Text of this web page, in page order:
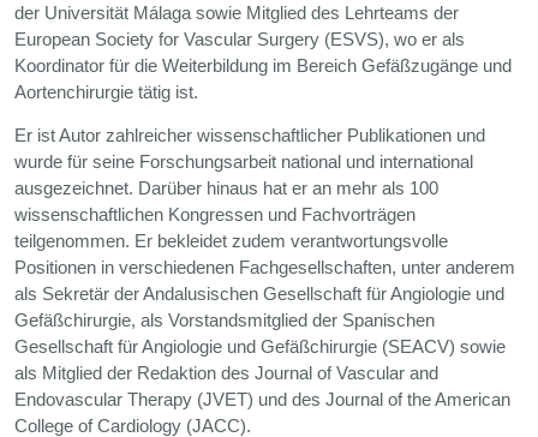
der Universität Málaga sowie Mitglied des Lehrteams der
European Society for Vascular Surgery (ESVS), wo er als
Koordinator für die Weiterbildung im Bereich Gefäßzugänge und
Aortenchirurgie tätig ist.
Er ist Autor zahlreicher wissenschaftlicher Publikationen und
wurde für seine Forschungsarbeit national und international
ausgezeichnet. Darüber hinaus hat er an mehr als 100
wissenschaftlichen Kongressen und Fachvorträgen
teilgenommen. Er bekleidet zudem verantwortungsvolle
Positionen in verschiedenen Fachgesellschaften, unter anderem
als Sekretär der Andalusischen Gesellschaft für Angiologie und
Gefäßchirurgie, als Vorstandsmitglied der Spanischen
Gesellschaft für Angiologie und Gefäßchirurgie (SEACV) sowie
als Mitglied der Redaktion des Journal of Vascular and
Endovascular Therapy (JVET) und des Journal of the American
College of Cardiology (JACC).